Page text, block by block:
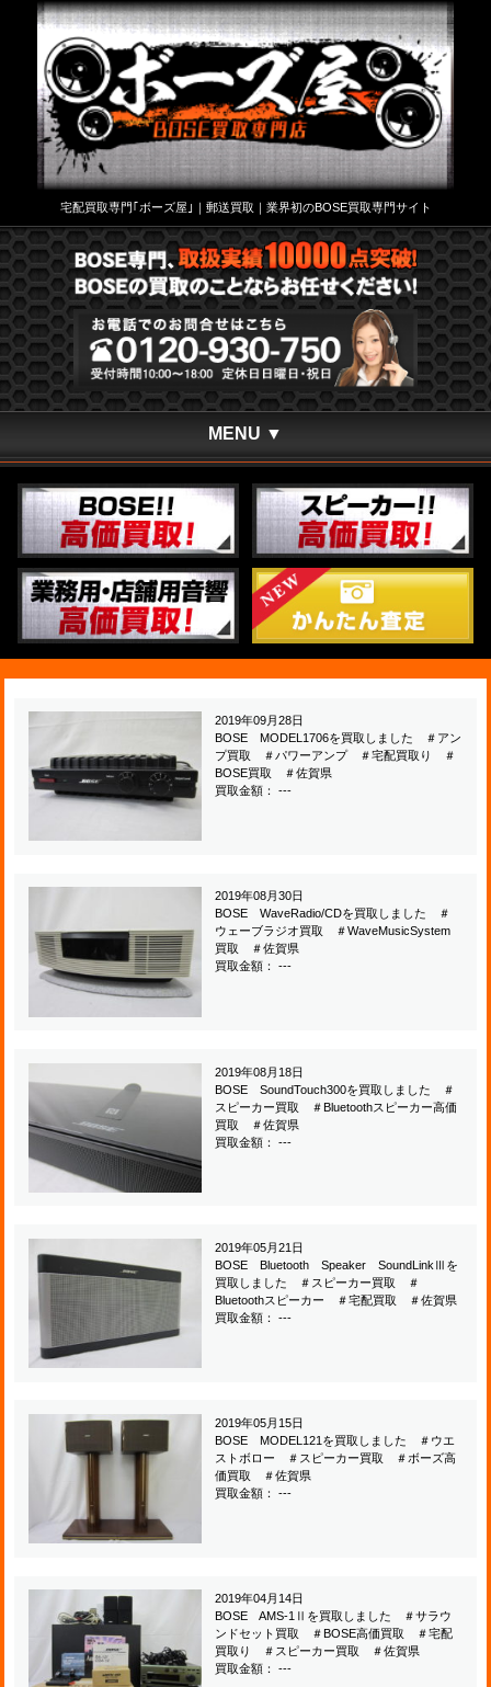
宅配買取専門｢ボーズ屋｣｜郵送買取｜業界初のBOSE買取専門サイト
MENU ▼
2019年09月28日
BOSE MODEL1706を買取しました ＃アン
プ買取 ＃パワーアンプ ＃宅配買取り ＃
BOSE買取 ＃佐賀県
買取金額： ---
2019年08月30日
BOSE WaveRadio/CDを買取しました ＃
ウェーブラジオ買取 ＃WaveMusicSystem
買取 ＃佐賀県
買取金額： ---
2019年08月18日
BOSE SoundTouch300を買取しました ＃
スピーカー買取 ＃Bluetoothスピーカー高価
買取 ＃佐賀県
買取金額： ---
2019年05月21日
BOSE Bluetooth Speaker SoundLinkⅢを
買取しました ＃スピーカー買取 ＃
Bluetoothスピーカー ＃宅配買取 ＃佐賀県
買取金額： ---
2019年05月15日
BOSE MODEL121を買取しました ＃ウエ
ストボロー ＃スピーカー買取 ＃ボーズ高
価買取 ＃佐賀県
買取金額： ---
2019年04月14日
BOSE AMS-1Ⅱを買取しました ＃サラウ
ンドセット買取 ＃BOSE高価買取 ＃宅配
買取り ＃スピーカー買取 ＃佐賀県
買取金額： ---